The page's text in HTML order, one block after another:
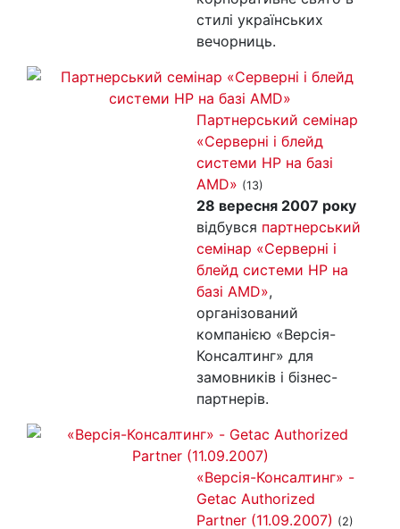
стилі українських
вечорниць.
Партнерський семінар
«Серверні і блейд
системи НР на базі
AMD» (13)
28 вересня 2007 року
відбувся партнерський
семінар «Серверні і
блейд системи НР на
базі AMD»,
організований
компанією «Версія-
Консалтинг» для
замовників і бізнес-
партнерів.
«Версія-Консалтинг» -
Getac Authorized
Partner (11.09.2007) (2)